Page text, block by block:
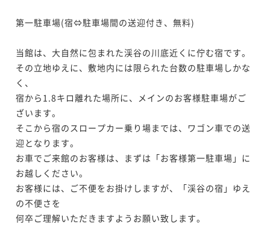
第一駐車場(宿⇔駐車場間の送迎付き、無料)
当館は、大自然に包まれた渓谷の川底近くに佇む宿です。
その立地ゆえに、敷地内には限られた台数の駐車場しかな
く、
宿から1.8キロ離れた場所に、メインのお客様駐車場がご
ざいます。
そこから宿のスロープカー乗り場までは、ワゴン車での送
迎となります。
お車でご来館のお客様は、まずは「お客様第一駐車場」に
お越しください。
お客様には、ご不便をお掛けしますが、「渓谷の宿」ゆえ
の不便さを
何卒ご理解いただきますようお願い致します。